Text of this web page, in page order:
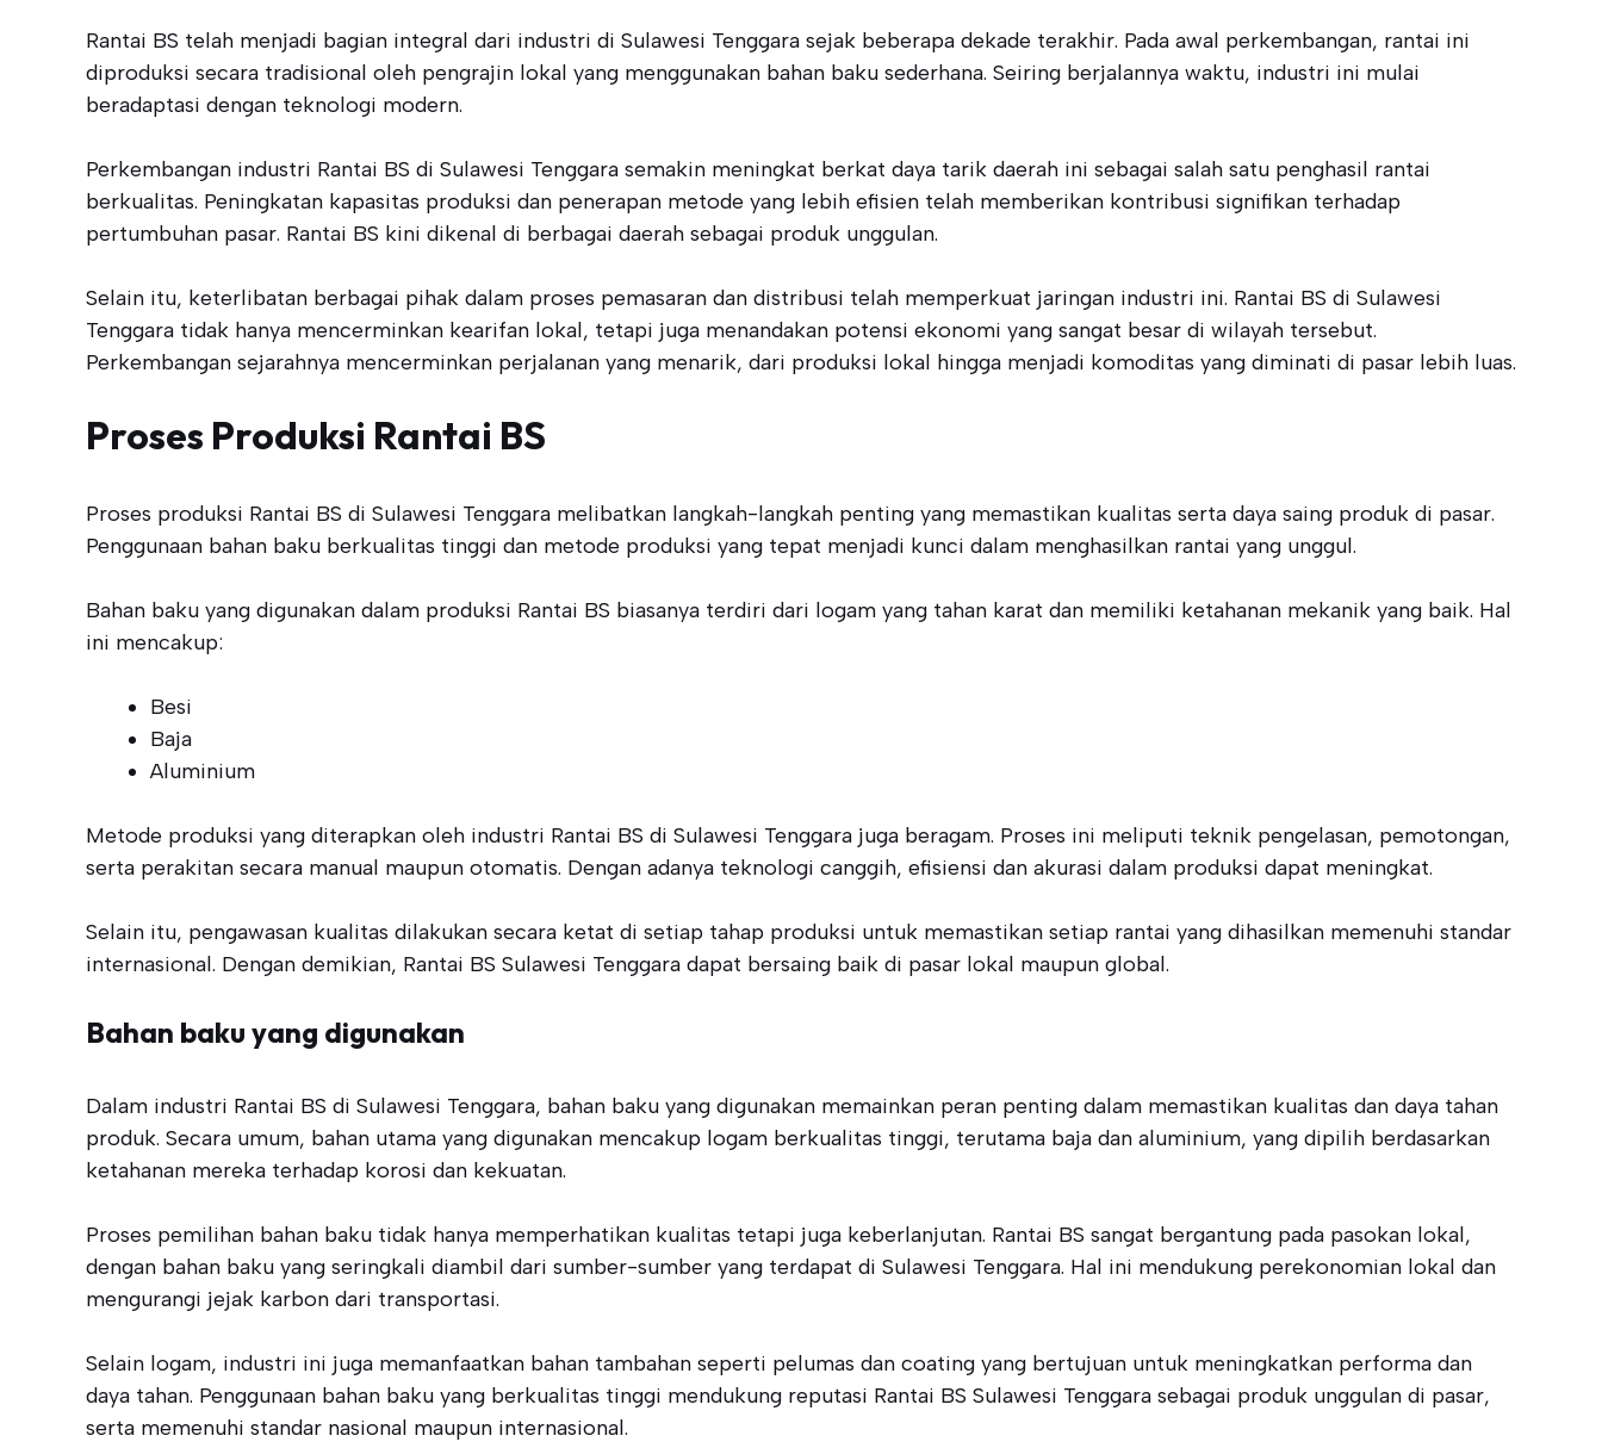
Rantai BS telah menjadi bagian integral dari industri di Sulawesi Tenggara sejak beberapa dekade terakhir. Pada awal perkembangan, rantai ini
diproduksi secara tradisional oleh pengrajin lokal yang menggunakan bahan baku sederhana. Seiring berjalannya waktu, industri ini mulai
beradaptasi dengan teknologi modern.
Perkembangan industri Rantai BS di Sulawesi Tenggara semakin meningkat berkat daya tarik daerah ini sebagai salah satu penghasil rantai
berkualitas. Peningkatan kapasitas produksi dan penerapan metode yang lebih efisien telah memberikan kontribusi signifikan terhadap
pertumbuhan pasar. Rantai BS kini dikenal di berbagai daerah sebagai produk unggulan.
Selain itu, keterlibatan berbagai pihak dalam proses pemasaran dan distribusi telah memperkuat jaringan industri ini. Rantai BS di Sulawesi
Tenggara tidak hanya mencerminkan kearifan lokal, tetapi juga menandakan potensi ekonomi yang sangat besar di wilayah tersebut.
Perkembangan sejarahnya mencerminkan perjalanan yang menarik, dari produksi lokal hingga menjadi komoditas yang diminati di pasar lebih luas.
Proses Produksi Rantai BS
Proses produksi Rantai BS di Sulawesi Tenggara melibatkan langkah-langkah penting yang memastikan kualitas serta daya saing produk di pasar.
Penggunaan bahan baku berkualitas tinggi dan metode produksi yang tepat menjadi kunci dalam menghasilkan rantai yang unggul.
Bahan baku yang digunakan dalam produksi Rantai BS biasanya terdiri dari logam yang tahan karat dan memiliki ketahanan mekanik yang baik. Hal
ini mencakup:
Besi
Baja
Aluminium
Metode produksi yang diterapkan oleh industri Rantai BS di Sulawesi Tenggara juga beragam. Proses ini meliputi teknik pengelasan, pemotongan,
serta perakitan secara manual maupun otomatis. Dengan adanya teknologi canggih, efisiensi dan akurasi dalam produksi dapat meningkat.
Selain itu, pengawasan kualitas dilakukan secara ketat di setiap tahap produksi untuk memastikan setiap rantai yang dihasilkan memenuhi standar
internasional. Dengan demikian, Rantai BS Sulawesi Tenggara dapat bersaing baik di pasar lokal maupun global.
Bahan baku yang digunakan
Dalam industri Rantai BS di Sulawesi Tenggara, bahan baku yang digunakan memainkan peran penting dalam memastikan kualitas dan daya tahan
produk. Secara umum, bahan utama yang digunakan mencakup logam berkualitas tinggi, terutama baja dan aluminium, yang dipilih berdasarkan
ketahanan mereka terhadap korosi dan kekuatan.
Proses pemilihan bahan baku tidak hanya memperhatikan kualitas tetapi juga keberlanjutan. Rantai BS sangat bergantung pada pasokan lokal,
dengan bahan baku yang seringkali diambil dari sumber-sumber yang terdapat di Sulawesi Tenggara. Hal ini mendukung perekonomian lokal dan
mengurangi jejak karbon dari transportasi.
Selain logam, industri ini juga memanfaatkan bahan tambahan seperti pelumas dan coating yang bertujuan untuk meningkatkan performa dan
daya tahan. Penggunaan bahan baku yang berkualitas tinggi mendukung reputasi Rantai BS Sulawesi Tenggara sebagai produk unggulan di pasar,
serta memenuhi standar nasional maupun internasional.